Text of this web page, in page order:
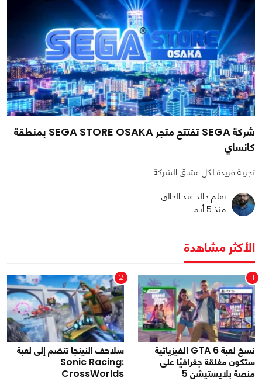
شركة SEGA تفتتح متجر SEGA STORE OSAKA بمنطقة
كانساي
تجربة فريدة لكل عشاق الشركة
بقلم خالد عبد الخالق
منذ 5 أيام
الأكثر مشاهدة
1
نسخ لعبة GTA 6 الفيزيائية
ستكون مغلقة جغرافيًا على
منصة بلايستيشن 5
2
سلاحف النينجا تنضم إلى لعبة
Sonic Racing:
CrossWorlds